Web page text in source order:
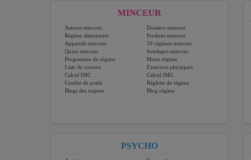
MINCEUR
Astuces minceur
Dossiers minceur
Régime alimentaire
Produits minceur
Appareils minceur
50 régimes minceur
Quizz minceur
Sondages minceur
Programme de régime
Menu régime
Liste de courses
Exercices physiques
Calcul IMC
Calcul IMG
Courbe de poids
Réglette de régime
Blogs des experts
Blog régime
PSYCHO